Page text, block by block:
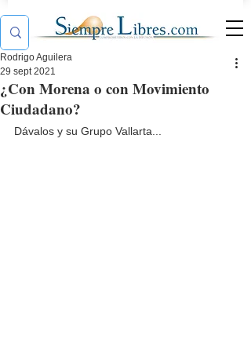
¿Con Morena o con Movimiento
Ciudadano?
Rodrigo Aguilera
29 sept 2021
Dávalos y su Grupo Vallarta...